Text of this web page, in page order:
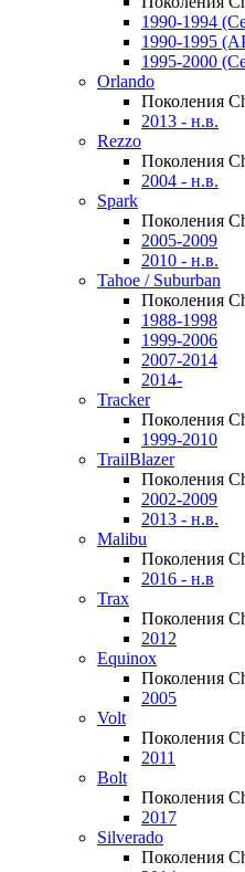
1990-1994
1990-1995
1995-2000
Orlando
Поколения
2013 - н.в.
Rezzo
Поколения
2004 - н.в.
Spark
Поколения
2005-2009
2010 - н.в.
Tahoe / Suburban
Поколения
1988-1998
1999-2006
2007-2014
2014-
Tracker
Поколения
1999-2010
TrailBlazer
Поколения
2002-2009
2013 - н.в.
Malibu
Поколения
2016 - н.в
Trax
Поколения
2012
Equinox
Поколения
2005
Volt
Поколения
2011
Bolt
Поколения
2017
Silverado
Поколения